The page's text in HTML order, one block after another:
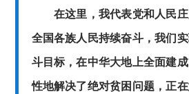
在这里，我代表党和人民庄
全国各族人民持续奋斗，我们
斗目标，在中华大地上全面建
性地解决了绝对贫困问题，正